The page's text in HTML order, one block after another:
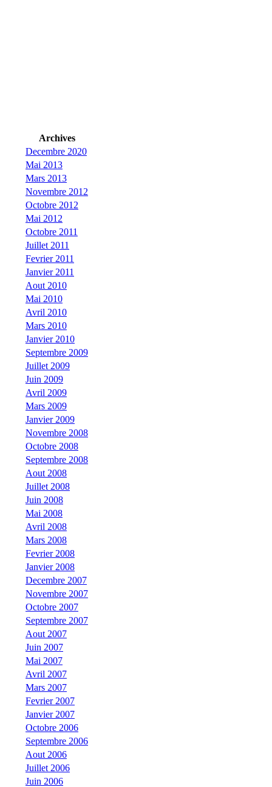
Archives
Decembre 2020
Mai 2013
Mars 2013
Novembre 2012
Octobre 2012
Mai 2012
Octobre 2011
Juillet 2011
Fevrier 2011
Janvier 2011
Aout 2010
Mai 2010
Avril 2010
Mars 2010
Janvier 2010
Septembre 2009
Juillet 2009
Juin 2009
Avril 2009
Mars 2009
Janvier 2009
Novembre 2008
Octobre 2008
Septembre 2008
Aout 2008
Juillet 2008
Juin 2008
Mai 2008
Avril 2008
Mars 2008
Fevrier 2008
Janvier 2008
Decembre 2007
Novembre 2007
Octobre 2007
Septembre 2007
Aout 2007
Juin 2007
Mai 2007
Avril 2007
Mars 2007
Fevrier 2007
Janvier 2007
Octobre 2006
Septembre 2006
Aout 2006
Juillet 2006
Juin 2006